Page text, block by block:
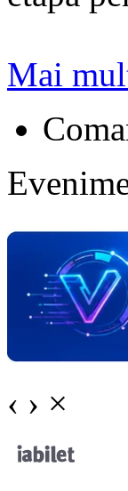
Mai
‹ › ×